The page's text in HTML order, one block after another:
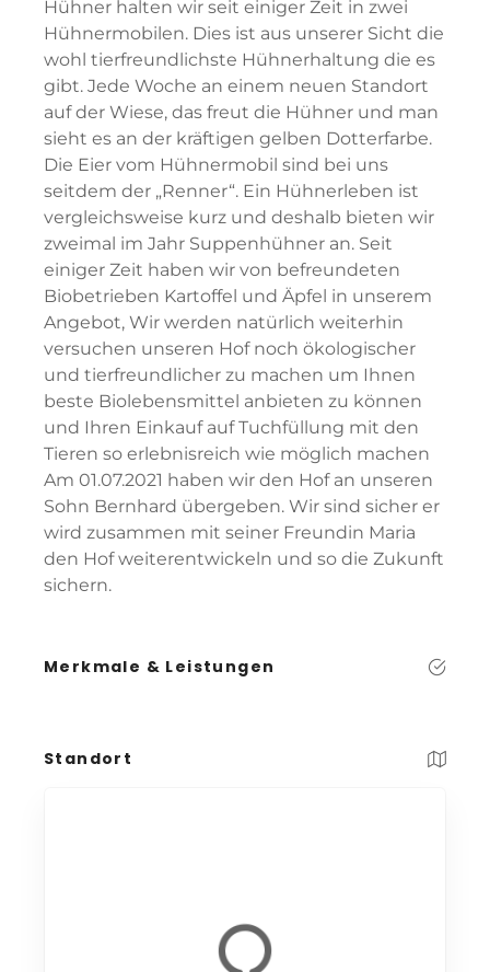
Hühner halten wir seit einiger Zeit in zwei
Hühnermobilen. Dies ist aus unserer Sicht die
wohl tierfreundlichste Hühnerhaltung die es
gibt. Jede Woche an einem neuen Standort
auf der Wiese, das freut die Hühner und man
sieht es an der kräftigen gelben Dotterfarbe.
Die Eier vom Hühnermobil sind bei uns
seitdem der „Renner“. Ein Hühnerleben ist
vergleichsweise kurz und deshalb bieten wir
zweimal im Jahr Suppenhühner an. Seit
einiger Zeit haben wir von befreundeten
Biobetrieben Kartoffel und Äpfel in unserem
Angebot, Wir werden natürlich weiterhin
versuchen unseren Hof noch ökologischer
und tierfreundlicher zu machen um Ihnen
beste Biolebensmittel anbieten zu können
und Ihren Einkauf auf Tuchfüllung mit den
Tieren so erlebnisreich wie möglich machen
Am 01.07.2021 haben wir den Hof an unseren
Sohn Bernhard übergeben. Wir sind sicher er
wird zusammen mit seiner Freundin Maria
den Hof weiterentwickeln und so die Zukunft
sichern.
Merkmale & Leistungen
Standort